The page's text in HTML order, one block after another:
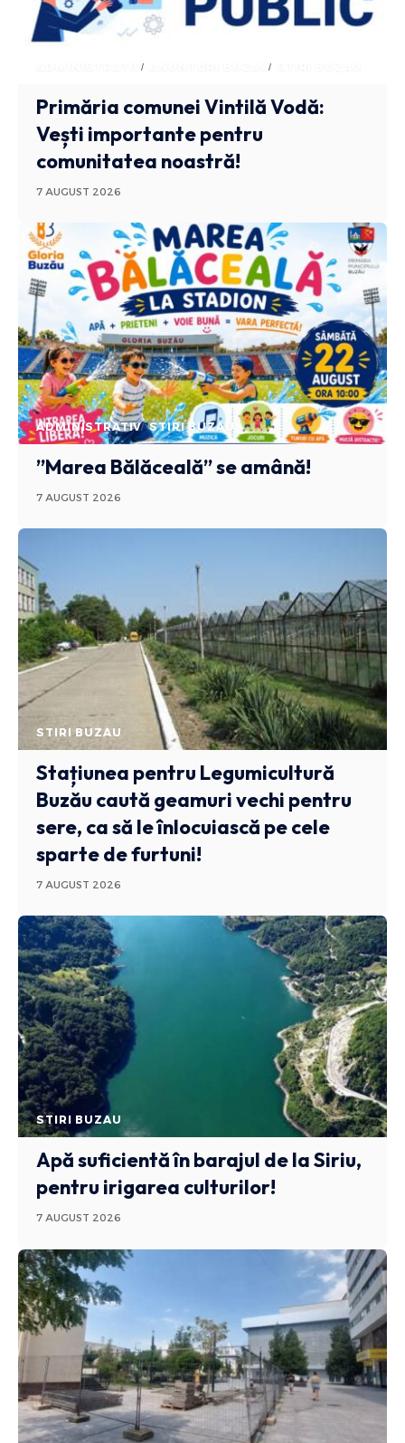
ADMINISTRATIV ANUNTURI BUZAU
Primăria comunei Vintilă Vodă:
Vești importante pentru
comunitatea noastră!
7 AUGUST 2026
ADMINISTRATIV STIRI BUZAU
”Marea Bălăceală” se amână!
7 AUGUST 2026
STIRI BUZAU
Stațiunea pentru Legumicultură
Buzău caută geamuri vechi pentru
sere, ca să le înlocuiască pe cele
sparte de furtuni!
7 AUGUST 2026
STIRI BUZAU
Apă suficientă în barajul de la Siriu,
pentru irigarea culturilor!
7 AUGUST 2026